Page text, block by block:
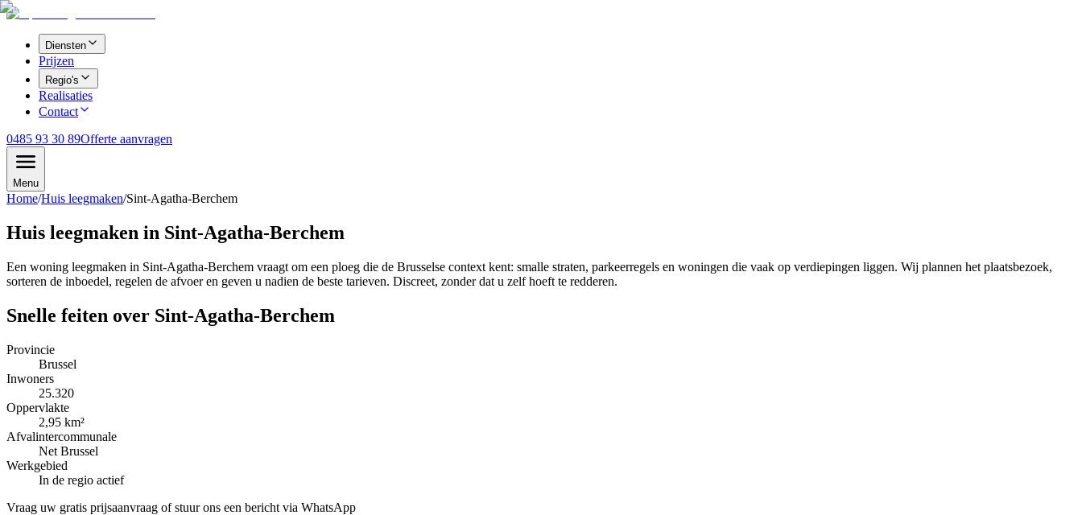
Diensten
Prijzen
Regio's
Realisaties
Contact
0485 93 30 89Offerte aanvragen
Menu
Home/Huis leegmaken/Sint-Agatha-Berchem
Huis leegmaken in Sint-Agatha-Berchem
Een woning leegmaken in Sint-Agatha-Berchem vraagt om een ploeg die de Brusselse context kent: smalle straten, parkeerregels en woningen die vaak op verdiepingen liggen. Wij plannen het plaatsbezoek,
sorteren de inboedel, regelen de afvoer en geven u nadien de beste tarieven. Discreet, zonder dat u zelf hoeft te redderen.
Snelle feiten over Sint-Agatha-Berchem
Provincie
Brussel
Inwoners
25.320
Oppervlakte
2,95 km²
Afvalintercommunale
Net Brussel
Werkgebied
In de regio actief
Vraag uw gratis prijsaanvraag of stuur ons een bericht via WhatsApp